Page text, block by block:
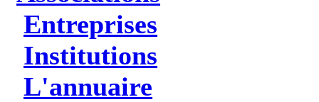
Entreprises
Institutions
L'annuaire